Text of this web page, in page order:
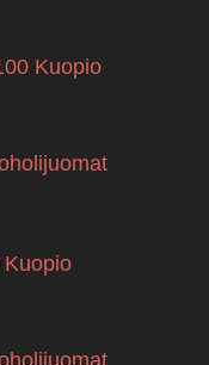
Kuopio
Kuopio